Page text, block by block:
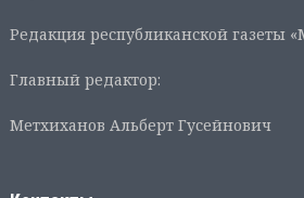
Редакция республиканской газеты
Главный редактор:
Метхиханов Альберт Гусейнович